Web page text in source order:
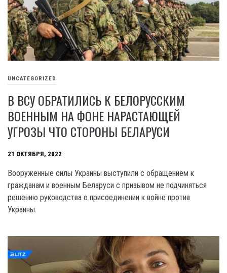
UNCATEGORIZED
В ВСУ ОБРАТИЛИСЬ К БЕЛОРУССКИМ
ВОЕННЫМ НА ФОНЕ НАРАСТАЮЩЕЙ
УГРОЗЫ ЧТО СТОРОНЫ БЕЛАРУСИ
21 ОКТЯБРЯ, 2022
Вооруженные силы Украины выступили с обращением к
гражданам и военным Беларуси с призывом не подчиняться
решению руководства о присоединении к войне против
Украины.